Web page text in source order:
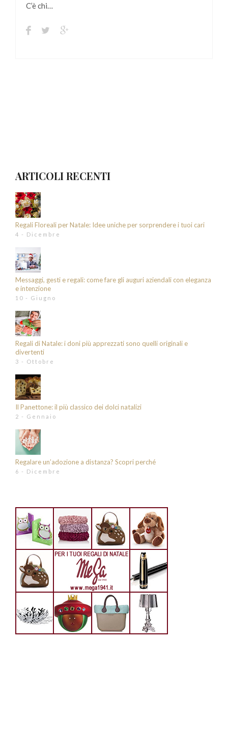
C’è chi…
ARTICOLI RECENTI
Regali Floreali per Natale: Idee uniche per sorprendere i tuoi cari
4 - Dicembre
Messaggi, gesti e regali: come fare gli auguri aziendali con eleganza
e intenzione
10 - Giugno
Regali di Natale: i doni più apprezzati sono quelli originali e
divertenti
3 - Ottobre
Il Panettone: il più classico dei dolci natalizi
2 - Gennaio
Regalare un’adozione a distanza? Scopri perché
6 - Dicembre